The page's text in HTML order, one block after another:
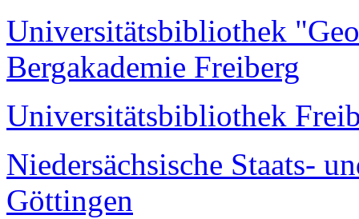
Universitätsbibliothek
Bergakademie Freiberg
Universitätsbibliothek
Niedersächsische Staats-
Göttingen